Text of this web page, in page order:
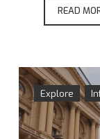
READ
Explore